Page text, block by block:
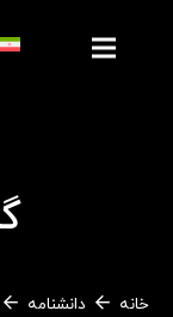
خانه دانشنامه